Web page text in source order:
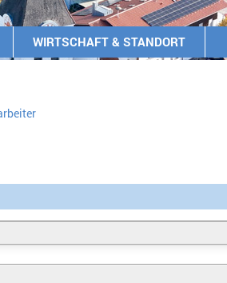
WIRTSCHAFT & STANDORT